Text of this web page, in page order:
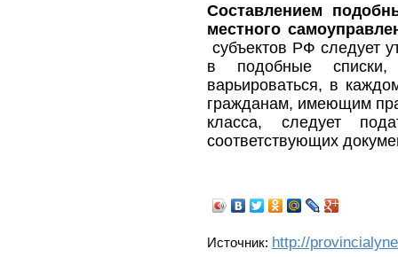
Составлением
местного
субъектов РФ следует
в подобные списки,
варьироваться, в
гражданам, имеющим
класса, следует
соответствующих
Источник: http://